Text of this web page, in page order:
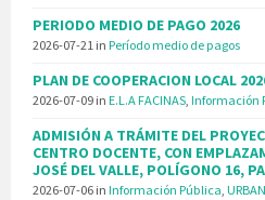
PERIODO MEDIO DE PAGO 2026
2026-07-21 in Período medio de pagos
PLAN DE COOPERACION LOCAL
2026-07-09 in E.L.A FACINAS, Información
ADMISIÓN A TRÁMITE DEL
CENTRO DOCENTE, CON
JOSÉ DEL VALLE, POLÍGONO 16,
2026-07-06 in Información Pública,